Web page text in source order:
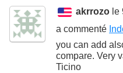
akrrozo le
a commenté
you can add
compare. Very
Ticino